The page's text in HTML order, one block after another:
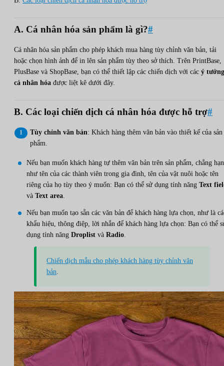
A. Cá nhân hóa sản phẩm là gì?#
Cá nhân hóa sản phẩm cho phép khách mua hàng tùy chỉnh văn bản, tải
hoặc chọn hình ảnh để in lên sản phẩm tùy theo sở thích. Trên PrintBase,
PlusBase và ShopBase, bạn có thể thiết lập các chiến dịch với các ý tưởng
cá nhân hóa được liệt kê dưới đây.
B. Các loại chiến dịch cá nhân hóa được hỗ trợ#
Tùy chỉnh văn bản: Khách hàng thêm văn bản vào thiết kế của sản
phẩm.
Nếu bạn muốn khách hàng tự thêm văn bản trên sản phẩm, chẳng hạn
như tên của các thành viên trong gia đình, tên của vật nuôi hoặc tên
riêng của họ tùy theo ý muốn: Bạn có thể sử dụng tính năng Text
và Text area.
Nếu bạn muốn tạo sẵn các văn bản để khách hàng lựa chọn, như là
khẩu hiệu, thông điệp, lời nhắn để khách hàng lựa chọn: Bạn có thể
dụng tính năng Droplist và Radio.
Chiến dịch mẫu cho phép khách hàng tùy chỉnh văn
bản.